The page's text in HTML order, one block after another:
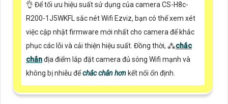
👌 Để tối ưu hiệu suất sử dụng của camera CS-H8c-
R200-1J5WKFL sắc nét Wifi Ezviz, bạn có thể xem xét
việc cập nhật firmware mới nhất cho camera để khắc
phục các lỗi và cải thiện hiệu suất. Đồng thời, ⁂chắc
chắnđịa điểm lắp đặt camera đủ sóng Wifi mạnh và
không bị nhiễu đểchắc chắn hơn kết nối ổn định.